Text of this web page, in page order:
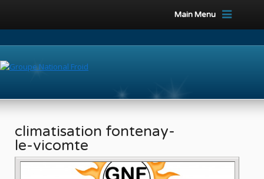
Main Menu
climatisation fontenay-
le-vicomte